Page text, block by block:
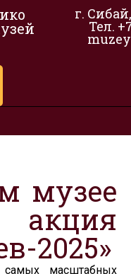
г.
Тел.
музее
2025»
масштабных